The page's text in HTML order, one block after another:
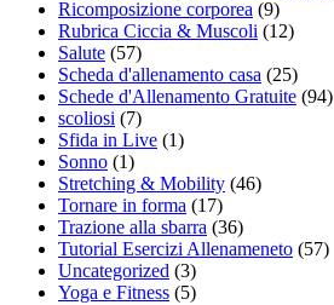
Ricomposizione corporea (9)
Rubrica Ciccia & Muscoli (12)
Salute (57)
Scheda d'allenamento casa (25)
Schede d'Allenamento Gratuite (94)
scoliosi (7)
Sfida in Live (1)
Sonno (1)
Stretching & Mobility (46)
Tornare in forma (17)
Trazione alla sbarra (36)
Tutorial Esercizi Allenameneto (57)
Uncategorized (3)
Yoga e Fitness (5)